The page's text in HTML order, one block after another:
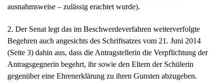
ausnahmsweise – zulässig erachtet wurde).
2. Der Senat legt das im Beschwerdeverfahren weiterverfolgte
Begehren auch angesichts des Schriftsatzes vom 21. Juni 2014
(Seite 3) dahin aus, dass die Antragstellerin die Verpflichtung der
Antragsgegnerin begehrt, ihr sowie den Eltern der Schülerin
gegenüber eine Ehrenerklärung zu ihren Gunsten abzugeben.